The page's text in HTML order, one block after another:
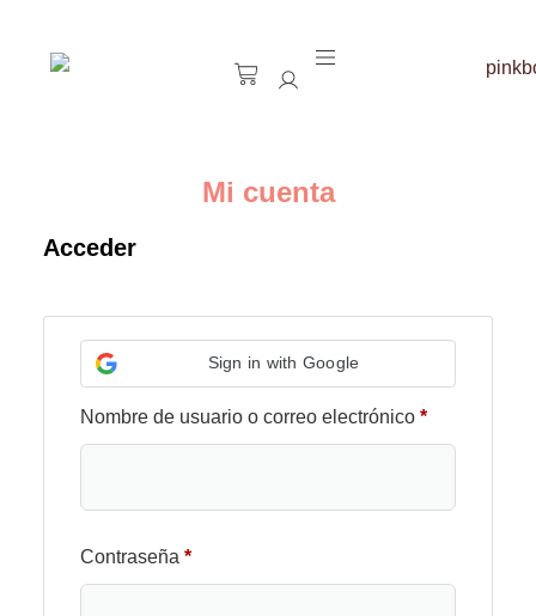
Mi cuenta
Acceder
Sign in with Google
Nombre de usuario o correo electrónico *
Contraseña *